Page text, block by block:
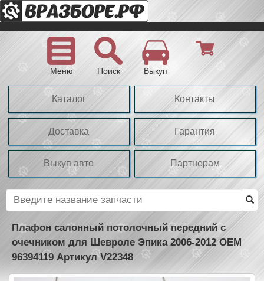
Меню Поиск Выкуп
Каталог Контакты
Доставка Гарантия
Выкуп авто Партнерам
Плафон салонный потолочный передний с
очечником для Шевроле Эпика 2006-2012 OEM
96394119 Артикул V22348